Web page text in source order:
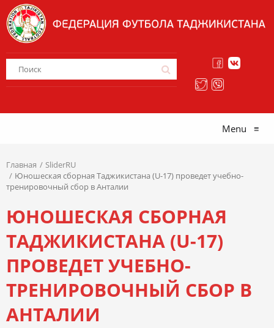
Menu ≡
Главная
SliderRU
Юношеская сборная Таджикистана (U-17) проведет учебно-
тренировочный сбор в Анталии
ЮНОШЕСКАЯ СБОРНАЯ
ТАДЖИКИСТАНА (U-17)
ПРОВЕДЕТ УЧЕБНО-
ТРЕНИРОВОЧНЫЙ СБОР В
АНТАЛИИ